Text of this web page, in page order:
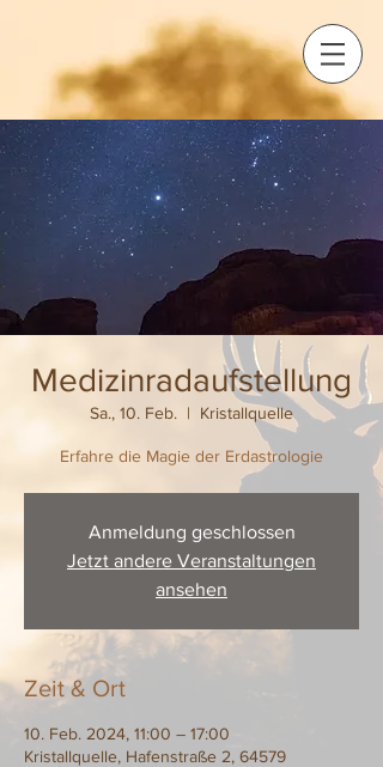
Medizinradaufstellung
Sa., 10. Feb.
  |
Kristallquelle
Erfahre die Magie der Erdastrologie
Anmeldung geschlossen
Jetzt andere Veranstaltungen
ansehen
Zeit & Ort
10. Feb. 2024, 11:00 – 17:00
Kristallquelle, Hafenstraße 2, 64579